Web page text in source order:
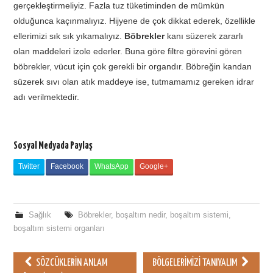
gerçekleştirmeliyiz. Fazla tuz tüketiminden de mümkün
olduğunca kaçınmalıyız. Hijyene de çok dikkat ederek, özellikle
ellerimizi sık sık yıkamalıyız. Böbrekler kanı süzerek zararlı
olan maddeleri izole ederler. Buna göre filtre görevini gören
böbrekler, vücut için çok gerekli bir organdır. Böbreğin kandan
süzerek sıvı olan atık maddeye ise, tutmamamız gereken idrar
adı verilmektedir.
Sosyal Medyada Paylaş
Twitter Facebook WhatsApp Google+
Sağlık Böbrekler, boşaltım nedir, boşaltım sistemi,
boşaltım sistemi organları
SÖZCÜKLERIN ANLAM BÖLGELERIMIZI TANIYALIM